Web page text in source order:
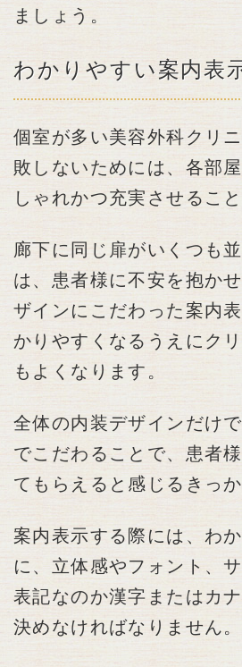
ましょう。
わかりやすい案内表
個室が多い美容外科クリ
敗しないためには、各部
しゃれかつ充実させるこ
廊下に同じ扉がいくつも
は、患者様に不安を抱か
ザインにこだわった案内
かりやすくなるうえにク
もよくなります。
全体の内装デザインだけ
でこだわることで、患者
てもらえると感じるきっ
案内表示する際には、わ
に、立体感やフォント、
表記なのか漢字またはカ
決めなければなりません。